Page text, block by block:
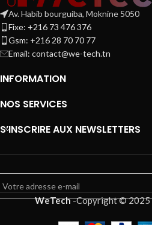
Av. Habib bourguiba, Moknine 5050
Fixe: +216 73 476 376
Gsm: +216 28 70 70 77
Email: contact@we-tech.tn
INFORMATION
NOS SERVICES
S’INSCRIRE AUX NEWSLETTERS
WeTech-Copyright © 2025